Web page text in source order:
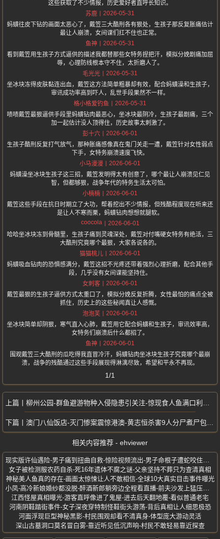
这些获取了不少情报，历史爱好者直呼长知识。
苏鹿
2026-05-31
蚂蟥往皮下钻的画面太恶心了，戴笠三大酷刑各有狠处，生孩子那反复胀痛估计
最让人崩溃，女间谍们扛不住也正常。
鱼神
2026-05-31
看到戴笠用生孩子方式逼供的描述我都替那些女特务捏把汗，模拟分娩剧痛加屈
辱，心理防线根本守不住，太折磨人了。
毛光光
2026-05-31
坐冰块冻得皮肤黏连出血，戴笠这方法简单粗暴却有效，配合蚂蟥澡和生孩子，
审讯成功率高到吓人，乱世手段果然不一样。
格小格爱钓鱼
2026-05-31
啧啧戴笠最狠逼供手段里蚂蟥钻肉最恶心，坐冰块最阴冷，生孩子最剧痛，三个
加一起估计没人顶得住，历史故事太刺激了。
彭十六
2026-06-01
生孩子酷刑反复打气放气，那种胀痛感像真在鬼门关走一遭，戴笠针对女性弱点
下手，女特务崩溃速度飞快。
小马漫漫
2026-06-01
蚂蟥澡坐冰块生孩子这三招，戴笠发明得太有创意了，哪个最让人崩溃见仁见
智，但都够狠，战争年代的特务生活太可怕。
小楠楠
2026-06-01
戴笠这些手段在抗日时期立了大功，帮着挖出不少情报，但残酷程度现在听来还
是让人不寒而栗，蚂蟥钻肉想想就腿软。
coocola
2026-06-01
哈哈坐冰块冻到骨髓里，生孩子痛到灵魂深处，戴笠对付嘴硬女特务有绝活，三
大酷刑究竟哪个最狠，大家各说各的。
猫猫桃儿
2026-06-01
蚂蟥吸血钻肉的恐惧感满分，戴笠这招不光疼还带着强烈心理折磨，配合其他手
段，几乎没有女间谍能坚持住。
女刺客
2026-06-01
戴笠最狠的生孩子逼供方式太重口了，模拟分娩反复折腾，女性最怕的痛点全被
抓住，历史上的这些秘闻真让人感慨。
泡泡芙
2026-06-01
坐冰块简单却阴狠，寒气直入心肺，戴笠用它配合蚂蟥和生孩子，审讯效率高，
女特务们崩溃后什么都招了。
鱼神
2026-06-01
围观戴笠三大酷刑的瓜吃得我直冒冷汗，蚂蟥钻肉坐冰块生孩子究竟哪个最崩
溃，战争的残酷通过这些手段展现得淋漓尽致，希望和平永不再现。
1/1
柳州公园-群鱼避游物种入侵隐患引关注-惊现食人鱼满口利齿模样骇人
澳门八仙饭店-灭门惨案震惊港澳-黄志恒杀害9人分尸煮尸包传闻曝光
相关内容推荐 - ehviewer
女子被检测服农药自杀-死16年遗体不腐之谜-父亲坚持不葬只为查清真相
神秘美人鱼真的存在-画面太惊悚让人不敢相信-全球10大真实目击事件曝光
江西怪屋真相曝光-游客直呼像进了鬼屋-进去后天翻地覆-看似普通老宅
河南阴鞋踏街事件-女子深夜穿特制怪鞋街头游荡-背后真相让人细思极恐
河面浮现巨型神秘黑影-村民围观却看不清真身-体型庞大游动灵活
深山古墓洞口莫名冒白雾-靠近听见低沉声响-村民不敢轻易靠近探查